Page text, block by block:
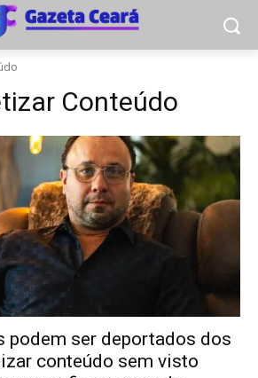
Conteúdo
podem ser deportados dos
conteúdo sem visto